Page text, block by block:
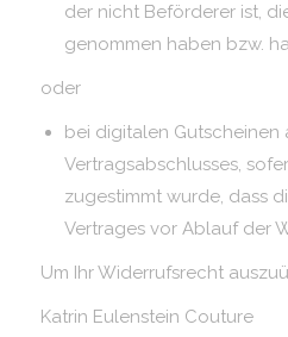
der nicht Beförderer ist,
genommen haben bzw.
oder
bei digitalen Gutscheinen
Vertragsabschlusses,
zugestimmt wurde, dass
Vertrages vor Ablauf der
Um Ihr Widerrufsrecht
Katrin Eulenstein Couture